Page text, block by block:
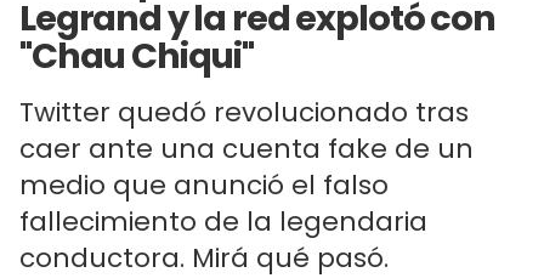
Legrand y la red explotó con
"Chau Chiqui"
Twitter quedó revolucionado tras
caer ante una cuenta fake de un
medio que anunció el falso
fallecimiento de la legendaria
conductora. Mirá qué pasó.